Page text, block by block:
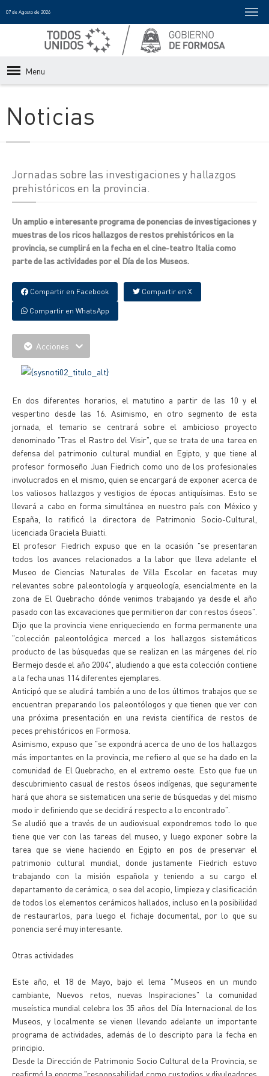
07 de Agosto de 2026
Menu
Noticias
Jornadas sobre las investigaciones y hallazgos
prehistóricos en la provincia.
Un amplio e interesante programa de ponencias de investigaciones y
muestras de los ricos hallazgos de restos prehistóricos en la
provincia, se cumplirá en la fecha en el cine-teatro Italia como
parte de las actividades por el Día de los Museos.
Compartir en Facebook Compartir en X
Compartir en WhatsApp
Acciones
En dos diferentes horarios, el matutino a partir de las 10 y el
vespertino desde las 16. Asimismo, en otro segmento de esta
jornada, el temario se centrará sobre el ambicioso proyecto
denominado "Tras el Rastro del Visir", que se trata de una tarea en
defensa del patrimonio cultural mundial en Egipto, y que tiene al
profesor formoseño Juan Fiedrich como uno de los profesionales
involucrados en el mismo, quien se encargará de exponer acerca de
los valiosos hallazgos y vestigios de épocas antiquísimas. Esto se
llevará a cabo en forma simultánea en nuestro país con México y
España, lo ratificó la directora de Patrimonio Socio-Cultural,
licenciada Graciela Buiatti.
El profesor Fiedrich expuso que en la ocasión "se presentaran
todos los avances relacionados a la labor que lleva adelante el
Museo de Ciencias Naturales de Villa Escolar en facetas muy
relevantes sobre paleontología y arqueología, esencialmente en la
zona de El Quebracho dónde venimos trabajando ya desde el año
pasado con las excavaciones que permitieron dar con restos óseos".
Dijo que la provincia viene enriqueciendo en forma permanente una
"colección paleontológica merced a los hallazgos sistemáticos
producto de las búsquedas que se realizan en las márgenes del río
Bermejo desde el año 2004", aludiendo a que esta colección contiene
a la fecha unas 114 diferentes ejemplares.
Anticipó que se aludirá también a uno de los últimos trabajos que se
encuentran preparando los paleontólogos y que tienen que ver con
una próxima presentación en una revista científica de restos de
peces prehistóricos en Formosa.
Asimismo, expuso que "se expondrá acerca de uno de los hallazgos
más importantes en la provincia, me refiero al que se ha dado en la
comunidad de El Quebracho, en el extremo oeste. Esto que fue un
descubrimiento casual de restos óseos indígenas, que seguramente
hará que ahora se sistematicen una serie de búsquedas y del mismo
modo ir definiendo que se decidirá respecto a lo encontrado".
Se aludió que a través de un audiovisual expondremos todo lo que
tiene que ver con las tareas del museo, y luego exponer sobre la
tarea que se viene haciendo en Egipto en pos de preservar el
patrimonio cultural mundial, donde justamente Fiedrich estuvo
trabajando con la misión española y teniendo a su cargo el
departamento de cerámica, o sea del acopio, limpieza y clasificación
de todos los elementos cerámicos hallados, incluso en la posibilidad
de restaurarlos, para luego el fichaje documental, por lo que su
ponencia seré muy interesante.
Otras actividades
Este año, el 18 de Mayo, bajo el lema "Museos en un mundo
cambiante, Nuevos retos, nuevas Inspiraciones" la comunidad
museística mundial celebra los 35 años del Día Internacional de los
Museos, y localmente se vienen llevando adelante un importante
programa de actividades, además de lo descripto para la fecha en
principio.
Desde la Dirección de Patrimonio Socio Cultural de la Provincia, se
reafirmó la enorme "responsabilidad como custodios y divulgadores